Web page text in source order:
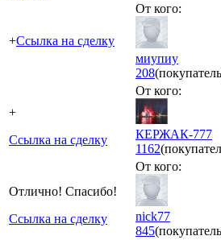
+Ссылка на сделку
От кого:
миупиу
208
+
Ссылка на сделку
От кого:
КЕРЖАК-777
1162
Отлично! Спасибо!
Ссылка на сделку
От кого:
nick77
845